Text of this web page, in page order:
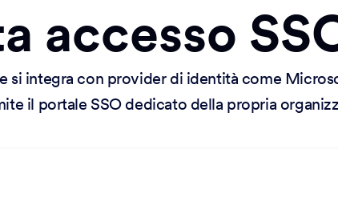
accesso
si integra con provider di identità come
il portale SSO dedicato della propria